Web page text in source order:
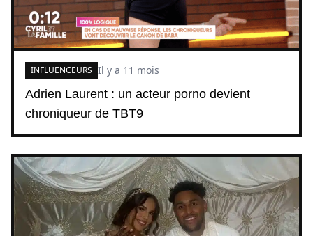
Adrien Laurent : un acteur porno devient
chroniqueur de TBT9
INFLUENCEURS Il y a 11 mois